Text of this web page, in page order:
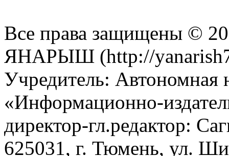
Все права защищены ©
ЯНАРЫШ (http://
Учредитель: Автономная
«Информационно-
директор-гл.редактор:
625031, г. Тюмень, ул.